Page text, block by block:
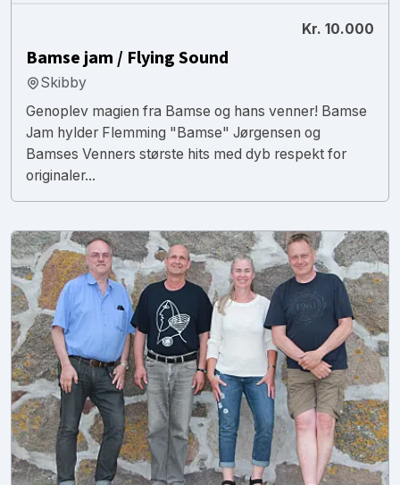
Kr. 10.000
Bamse jam / Flying Sound
Skibby
Genoplev magien fra Bamse og hans venner! Bamse
Jam hylder Flemming "Bamse" Jørgensen og
Bamses Venners største hits med dyb respekt for
originaler...